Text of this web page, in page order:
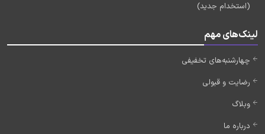
(استخدام جدید)
لینک‌های مهم
چهارشنبه‌های تخفیفی
رضایت و قبولی
وبلاگ
درباره ما